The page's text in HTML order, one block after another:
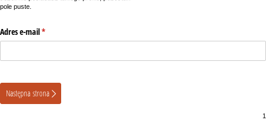
pole puste.
Adres e-mail*
(wymagane)
Następna strona